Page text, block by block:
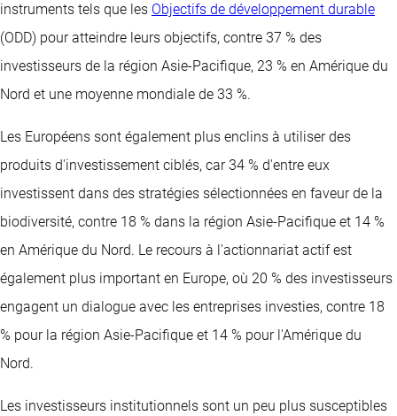
instruments tels que les Objectifs de développement durable
(ODD) pour atteindre leurs objectifs, contre 37 % des
investisseurs de la région Asie-Pacifique, 23 % en Amérique du
Nord et une moyenne mondiale de 33 %.
Les Européens sont également plus enclins à utiliser des
produits d'investissement ciblés, car 34 % d'entre eux
investissent dans des stratégies sélectionnées en faveur de la
biodiversité, contre 18 % dans la région Asie-Pacifique et 14 %
en Amérique du Nord. Le recours à l'actionnariat actif est
également plus important en Europe, où 20 % des investisseurs
engagent un dialogue avec les entreprises investies, contre 18
% pour la région Asie-Pacifique et 14 % pour l'Amérique du
Nord.
Les investisseurs institutionnels sont un peu plus susceptibles